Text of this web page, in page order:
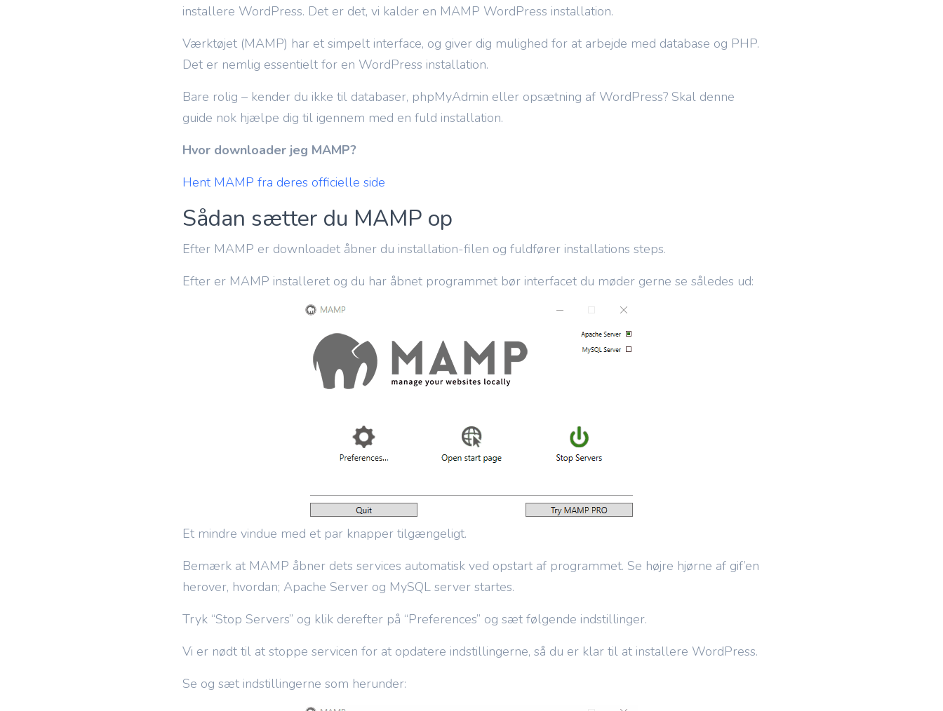
installere WordPress. Det er det, vi kalder en MAMP WordPress installation.
Værktøjet (MAMP) har et simpelt interface, og giver dig mulighed for at arbejde med database og PHP.
Det er nemlig essentielt for en WordPress installation.
Bare rolig – kender du ikke til databaser, phpMyAdmin eller opsætning af WordPress? Skal denne
guide nok hjælpe dig til igennem med en fuld installation.
Hvor downloader jeg MAMP?
Hent MAMP fra deres officielle side
Sådan sætter du MAMP op
Efter MAMP er downloadet åbner du installation-filen og fuldfører installations steps.
Efter er MAMP installeret og du har åbnet programmet bør interfacet du møder gerne se således ud:
Et mindre vindue med et par knapper tilgængeligt.
Bemærk at MAMP åbner dets services automatisk ved opstart af programmet. Se højre hjørne af gif’en
herover, hvordan; Apache Server og MySQL server startes.
Tryk “Stop Servers” og klik derefter på “Preferences” og sæt følgende indstillinger.
Vi er nødt til at stoppe servicen for at opdatere indstillingerne, så du er klar til at installere WordPress.
Se og sæt indstillingerne som herunder: